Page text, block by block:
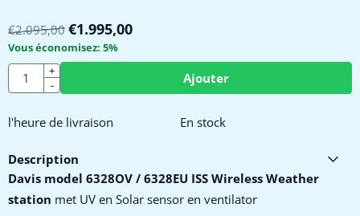
€2.095,00 €1.995,00
Vous économisez: 5%
Quantité
+
-
Ajouter
l'heure de livraison En stock
Description
Davis model 6328OV / 6328EU ISS Wireless Weather
station met UV en Solar sensor en ventilator